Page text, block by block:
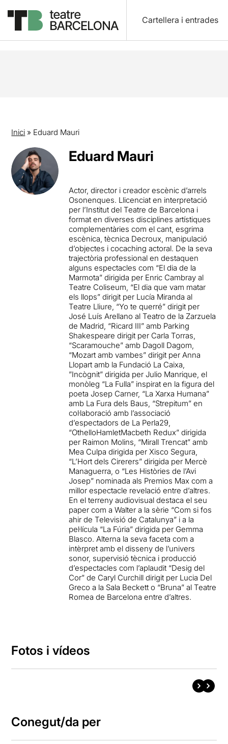
Cartellera i entrades
Inici » Eduard Mauri
Eduard Mauri
Actor, director i creador escènic d’arrels
Osonenques. Llicenciat en interpretació
per l’Institut del Teatre de Barcelona i
format en diverses disciplines artístiques
complementàries com el cant, esgrima
escènica, tècnica Decroux, manipulació
d’objectes i cocaching actoral. De la seva
trajectòria professional en destaquen
alguns espectacles com “El dia de la
Marmota” dirigida per Enric Cambray al
Teatre Coliseum, “El dia que vam matar
els llops” dirigit per Lucía Miranda al
Teatre Lliure, “Yo te querré” dirigit per
José Luís Arellano al Teatro de la Zarzuela
de Madrid, “Ricard III” amb Parking
Shakespeare dirigit per Carla Torras,
“Scaramouche” amb Dagoll Dagom,
“Mozart amb vambes” dirigit per Anna
Llopart amb la Fundació La Caixa,
”Incògnit” dirigida per Julio Manrique, el
monòleg “La Fulla” inspirat en la figura del
poeta Josep Carner, “La Xarxa Humana”
amb La Fura dels Baus, “Strepitum” en
col·laboració amb l’associació
d’espectadors de La Perla29,
“OthelloHamletMacbeth Redux” dirigida
per Raimon Molins, “Mirall Trencat” amb
Mea Culpa dirigida per Xisco Segura,
“L’Hort dels Cirerers” dirigida per Mercè
Managuerra, o “Les Històries de l’Avi
Josep” nominada als Premios Max com a
millor espectacle revelació entre d’altres.
En el terreny audiovisual destaca el seu
paper com a Walter a la sèrie “Com si fos
ahir de Televisió de Catalunya” i a la
pel·lícula “La Fúria” dirigida per Gemma
Blasco. Alterna la seva faceta com a
intèrpret amb el disseny de l’univers
sonor, supervisió tècnica i producció
d’espectacles com l’aplaudit “Desig del
Cor” de Caryl Curchill dirigit per Lucia Del
Greco a la Sala Beckett o “Bruna” al Teatre
Romea de Barcelona entre d’altres.
Fotos i vídeos
Conegut/da per